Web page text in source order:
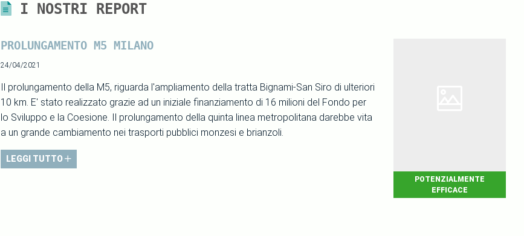
I NOSTRI REPORT
PROLUNGAMENTO M5 MILANO
24/04/2021
Il prolungamento della M5, riguarda l'ampliamento della tratta Bignami-San Siro di ulteriori
10 km. E' stato realizzato grazie ad un iniziale finanziamento di 16 milioni del Fondo per
lo Sviluppo e la Coesione. Il prolungamento della quinta linea metropolitana darebbe vita
a un grande cambiamento nei trasporti pubblici monzesi e brianzoli.
LEGGI TUTTO
POTENZIALMENTE
EFFICACE